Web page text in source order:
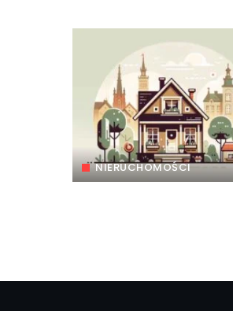
NIERUCHOMOŚCI